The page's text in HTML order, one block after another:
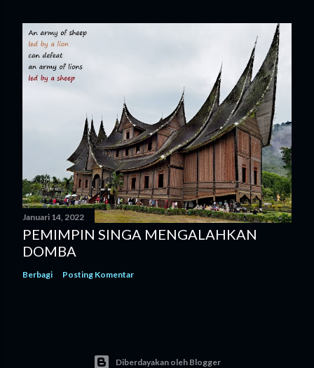
Januari 14, 2022
PEMIMPIN SINGA MENGALAHKAN
DOMBA
Berbagi Posting Komentar
Diberdayakan oleh Blogger